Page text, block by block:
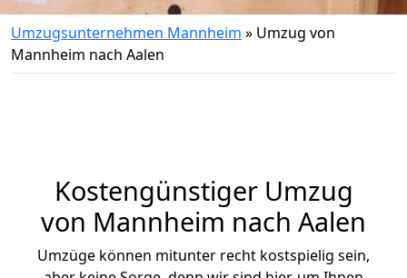
Umzugsunternehmen Mannheim » Umzug von
Mannheim nach Aalen
Kostengünstiger Umzug
von Mannheim nach Aalen
Umzüge können mitunter recht kostspielig sein,